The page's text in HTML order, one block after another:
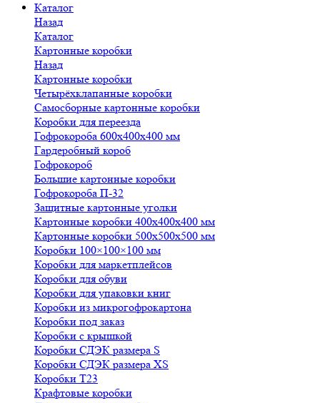
Каталог
Назад
Каталог
Картонные коробки
Назад
Картонные коробки
Четырёхклапанные коробки
Самосборные картонные коробки
Коробки для переезда
Гофрокороба 600х400х400 мм
Гардеробный короб
Гофрокороб
Большие картонные коробки
Гофрокороба П-32
Защитные картонные уголки
Картонные коробки 400х400х400 мм
Картонные коробки 500х500х500 мм
Коробки 100×100×100 мм
Коробки для маркетплейсов
Коробки для обуви
Коробки для упаковки книг
Коробки из микрогофрокартона
Коробки под заказ
Коробки с крышкой
Коробки СДЭК размера S
Коробки СДЭК размера XS
Коробки Т23
Крафтовые коробки